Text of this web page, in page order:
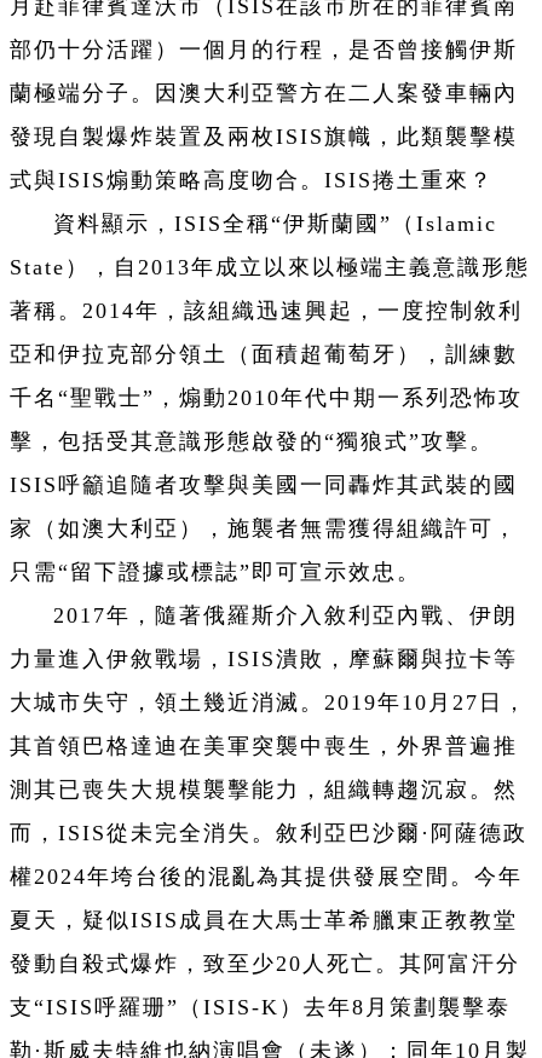
月赴菲律賓達沃市（ISIS在該市所在的菲律賓南
部仍十分活躍）一個月的行程，是否曾接觸伊斯
蘭極端分子。因澳大利亞警方在二人案發車輛內
發現自製爆炸裝置及兩枚ISIS旗幟，此類襲擊模
式與ISIS煽動策略高度吻合。ISIS捲土重來？
資料顯示，ISIS全稱“伊斯蘭國”（Islamic
State），自2013年成立以來以極端主義意識形態
著稱。2014年，該組織迅速興起，一度控制敘利
亞和伊拉克部分領土（面積超葡萄牙），訓練數
千名“聖戰士”，煽動2010年代中期一系列恐怖攻
擊，包括受其意識形態啟發的“獨狼式”攻擊。
ISIS呼籲追隨者攻擊與美國一同轟炸其武裝的國
家（如澳大利亞），施襲者無需獲得組織許可，
只需“留下證據或標誌”即可宣示效忠。
2017年，隨著俄羅斯介入敘利亞內戰、伊朗
力量進入伊敘戰場，ISIS潰敗，摩蘇爾與拉卡等
大城市失守，領土幾近消滅。2019年10月27日，
其首領巴格達迪在美軍突襲中喪生，外界普遍推
測其已喪失大規模襲擊能力，組織轉趨沉寂。然
而，ISIS從未完全消失。敘利亞巴沙爾·阿薩德政
權2024年垮台後的混亂為其提供發展空間。今年
夏天，疑似ISIS成員在大馬士革希臘東正教教堂
發動自殺式爆炸，致至少20人死亡。其阿富汗分
支“ISIS呼羅珊”（ISIS-K）去年8月策劃襲擊泰
勒·斯威夫特維也納演唱會（未遂）；同年10月製